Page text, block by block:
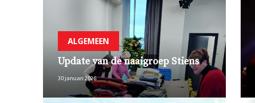
ALGEMEEN
Update van de naaigroep Stiens
30 januari 2026